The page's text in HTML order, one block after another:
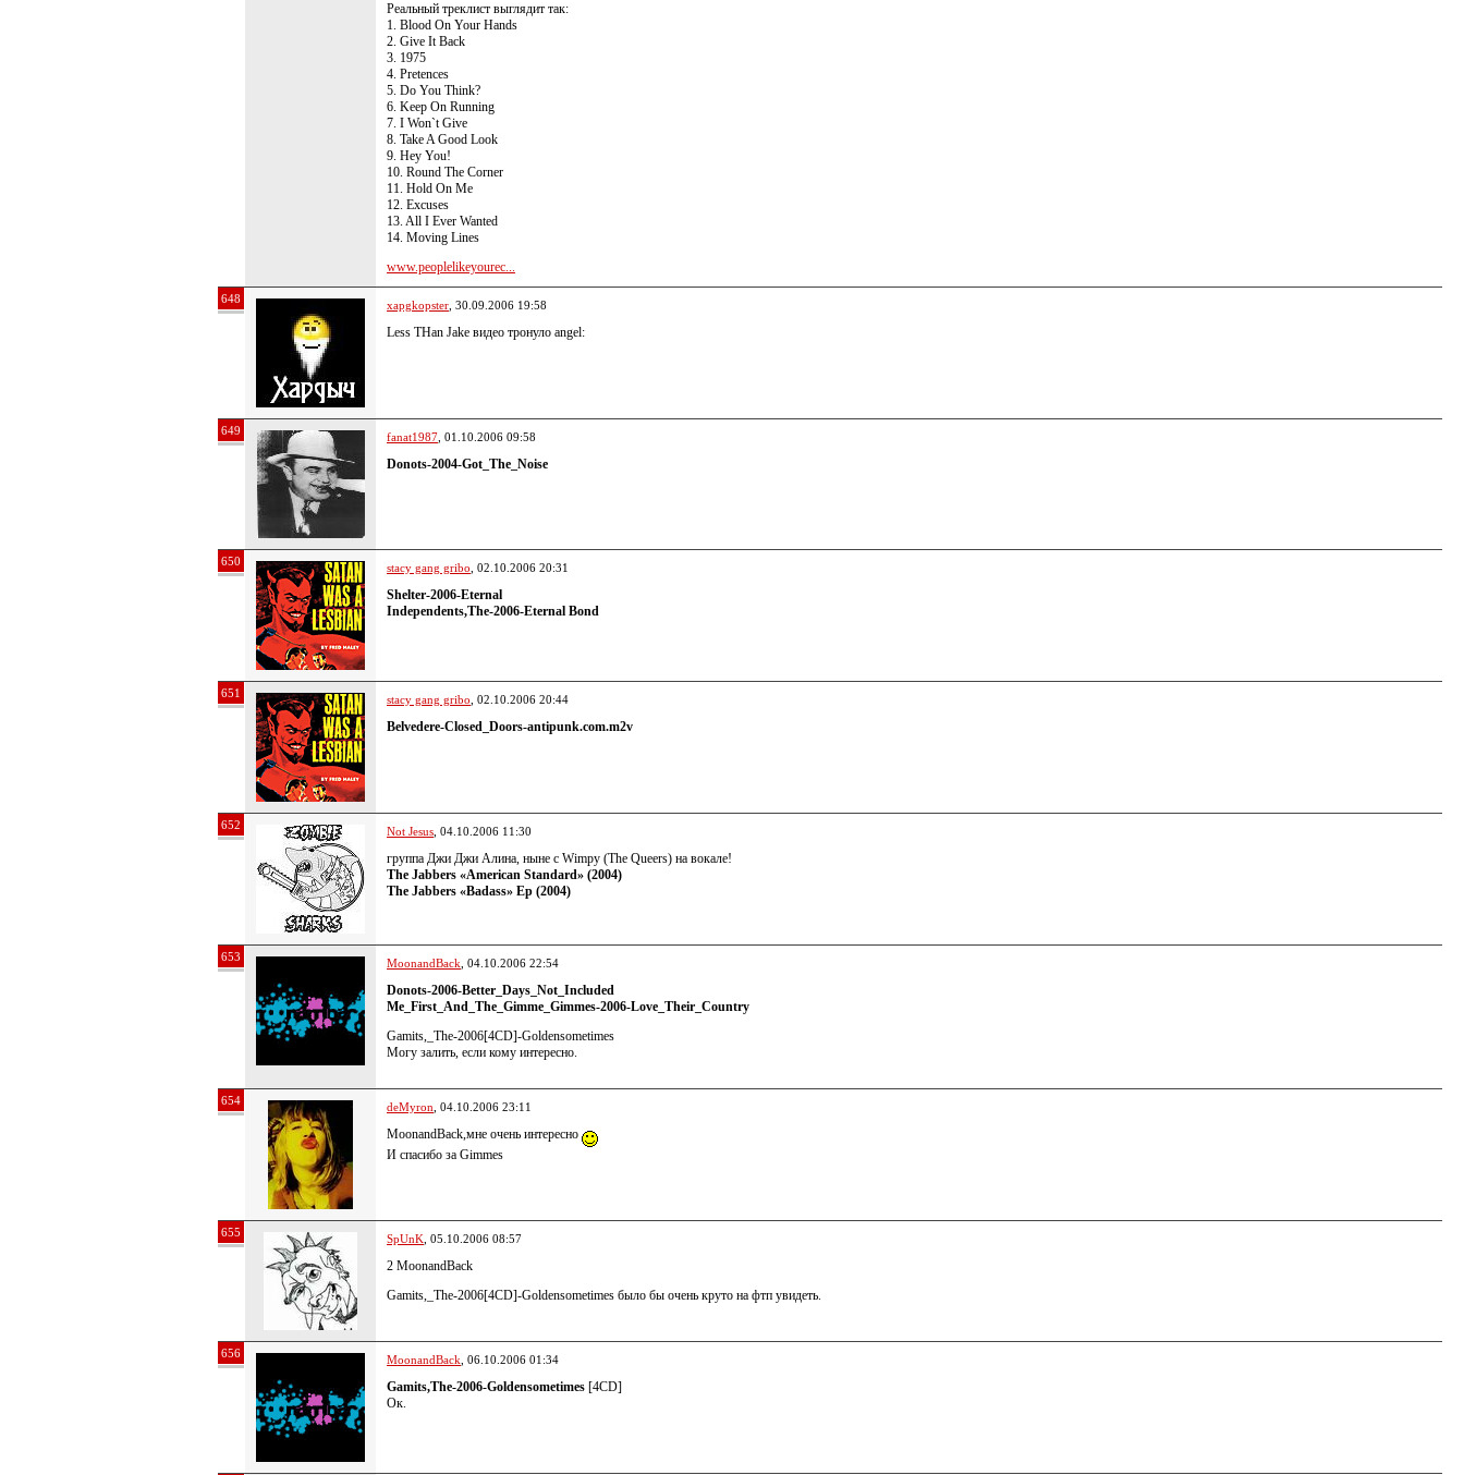
Реальный треклист выглядит так:
1. Blood On Your Hands
2. Give It Back
3. 1975
4. Pretences
5. Do You Think?
6. Keep On Running
7. I Won`t Give
8. Take A Good Look
9. Hey You!
10. Round The Corner
11. Hold On Me
12. Excuses
13. All I Ever Wanted
14. Moving Lines
www.peoplelikeyourec...
648 xapgkopster , 30.09.2006 19:58
Less THan Jake видео тронуло angel:
649 fanat1987 , 01.10.2006 09:58
Donots-2004-Got_The_Noise
650 stacy gang gribo , 02.10.2006 20:31
Shelter-2006-Eternal
Independents,The-2006-Eternal Bond
651 stacy gang gribo , 02.10.2006 20:44
Belvedere-Closed_Doors-antipunk.com.m2v
652 Not Jesus , 04.10.2006 11:30
группа Джи Джи Алина, ныне с Wimpy (The Queers) на вокале!
The Jabbers «American Standard» (2004)
The Jabbers «Badass» Ep (2004)
653 MoonandBack , 04.10.2006 22:54
Donots-2006-Better_Days_Not_Included
Me_First_And_The_Gimme_Gimmes-2006-Love_Their_Country
Gamits,_The-2006[4CD]-Goldensometimes
Могу залить, если кому интересно.
654 deMyron , 04.10.2006 23:11
MoonandBack,мне очень интересно
И спасибо за Gimmes
655 SpUnK , 05.10.2006 08:57
2 MoonandBack
Gamits,_The-2006[4CD]-Goldensometimes было бы очень круто на фтп увидеть.
656 MoonandBack , 06.10.2006 01:34
Gamits,The-2006-Goldensometimes [4CD]
Ок.